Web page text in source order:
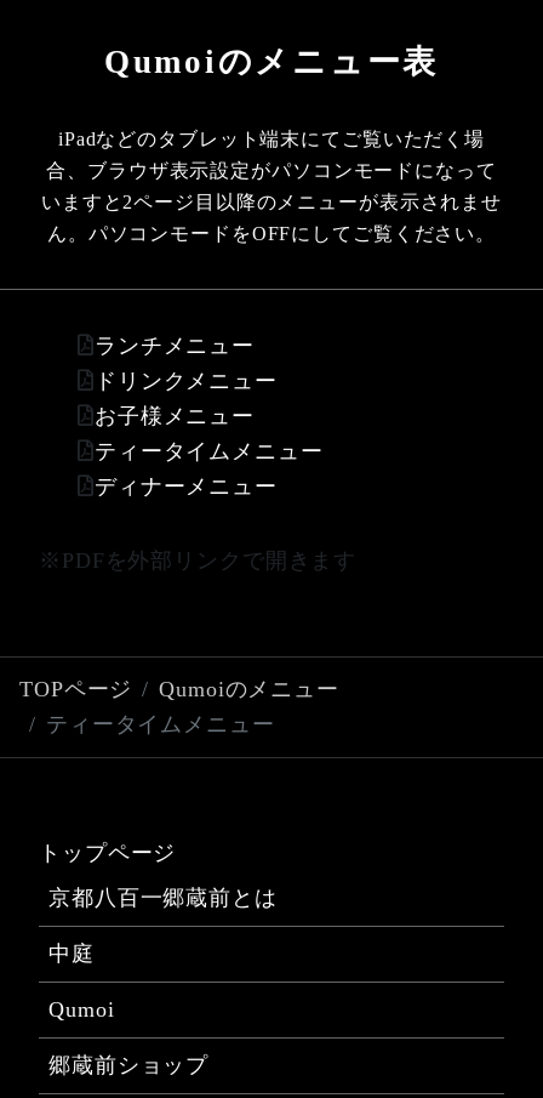
e
Qumoiのメニュー表
iPadなどのタブレット端末にてご覧いただく場
合、ブラウザ表示設定がパソコンモードになって
いますと2ページ目以降のメニューが表示されませ
ん。パソコンモードをOFFにしてご覧ください。
ランチメニュー
ドリンクメニュー
お子様メニュー
ティータイムメニュー
ディナーメニュー
※PDFを外部リンクで開きます
TOPページ
Qumoiのメニュー
ティータイムメニュー
トップページ
京都八百一郷蔵前とは
中庭
Qumoi
郷蔵前ショップ